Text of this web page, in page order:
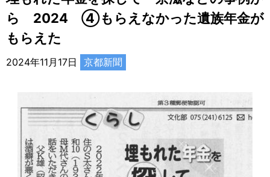
ら 2024 ④もらえなかった遺族年金が
もらえた
2024年11月17日 京都新聞